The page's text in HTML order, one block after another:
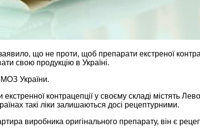
що не проти, щоб препарати екстреної
свою продукцію в Україні.
України.
контрацепції у своєму складі містять
такі ліки залишаються досі рецептурними.
виробника оригінального препарату, він є